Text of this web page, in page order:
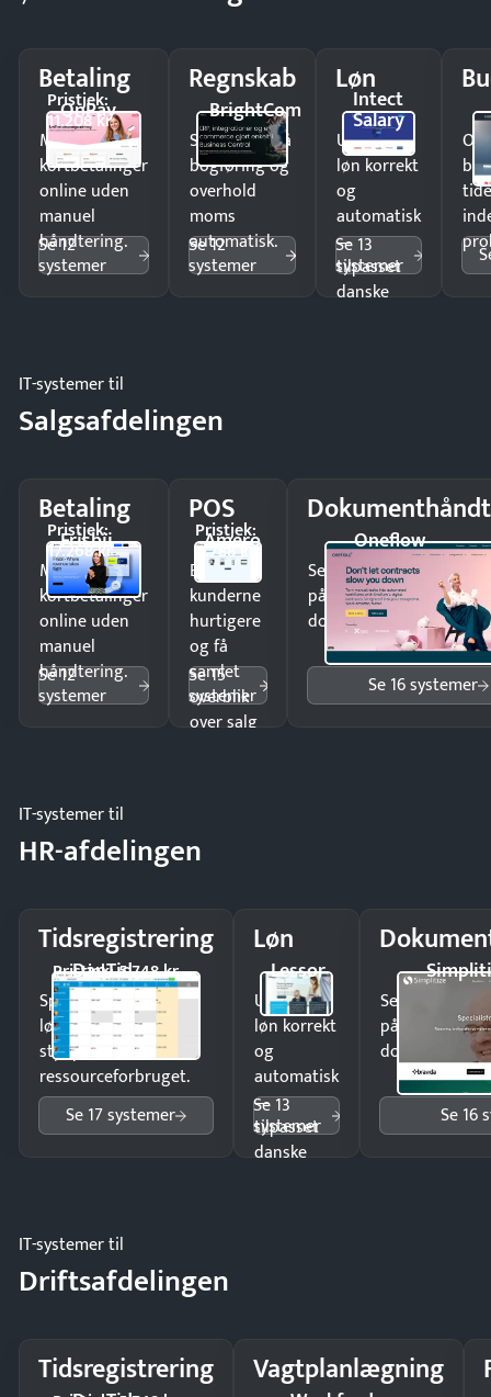
Betaling
OnPay
Pristjek:
11.208 kr
Modtag
kortbetalinger
online uden
manuel
håndtering.
Se 12
systemer
Regnskab
BrightCom
Spar timer på
bogføring og
overhold
moms
automatisk.
Se 12
systemer
Løn
Intect
Salary
Udbetal
løn korrekt
og
automatisk
—
tilpasset
danske
Se 13
systemer
IT-systemer til
Salgsafdelingen
Betaling
Frisbii
Pristjek:
17.268 kr
Modtag
kortbetalinger
online uden
manuel
håndtering.
Se 12
systemer
POS
Amero
Pristjek:
4.788 kr
Ekspedér
kunderne
hurtigere
og få
samlet
overblik
over salg
Se 15
systemer
Oneflow
Send kontrakter til
på minutter og mist
dokumenter.
Se 16 systemer
IT-systemer til
HR-afdelingen
Tidsregistrering
DanTid
Pristjek: 5.748 kr
Spar tid på
lønberegning og få
styr på
ressourceforbruget.
Se 17 systemer
Løn
Lessor
Udbetal
løn korrekt
og
automatisk
—
tilpasset
danske
Se 13
systemer
Send
på minutter
dokumenter.
Se 16
IT-systemer til
Driftsafdelingen
Tidsregistrering Vagtplanlægning